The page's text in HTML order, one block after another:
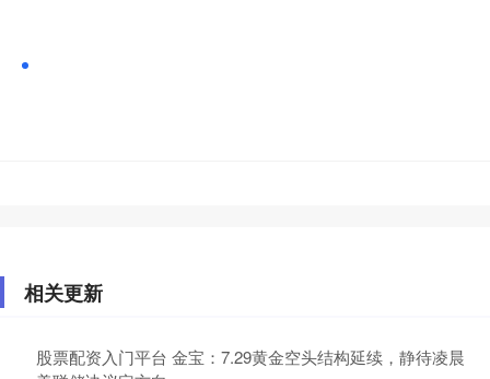
相关更新
股票配资入门平台 金宝：7.29黄金空头结构延续，静待凌晨